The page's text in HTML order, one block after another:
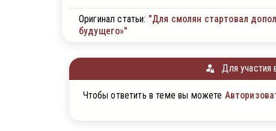
Оригинал статьи: "Для смолян стартовал
будущего»"
Для участия
Чтобы ответить в теме вы можете